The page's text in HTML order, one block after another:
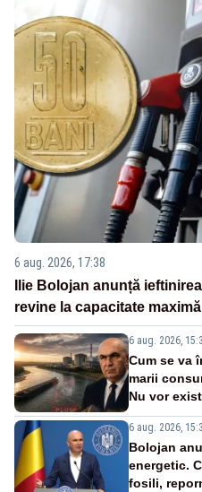
6 aug. 2026, 17:38
Ilie Bolojan anunță
revine la capacitate maximă
6 aug. 2026,
Cum se va
marii
Nu vor
6 aug. 2026,
Bolojan
energetic.
fosili,